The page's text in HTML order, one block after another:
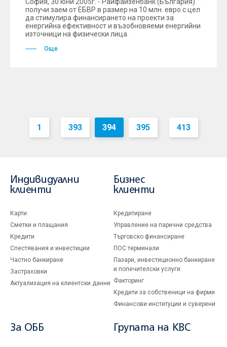
получи заем от ЕБВР в размер на 10 млн. евро с цел
да стимулира финансирането на проекти за
енергийна ефективност и възобновяеми енергийни
източници на физически лица.
Още
1 ... 393 394 395 ... 413
Индивидуални
клиенти
Карти
Сметки и плащания
Кредити
Спестявания и инвестиции
Частно банкиране
Застраховки
Актуализация на клиентски данни
Бизнес
клиенти
Кредитиране
Управление на парични средства
Търговско финансиране
ПОС терминали
Пазари, инвестиционно банкиране
и попечителски услуги
Факторинг
Кредити за собственици на фирми
Финансови институции и суверени
За ОББ Групата на KBC